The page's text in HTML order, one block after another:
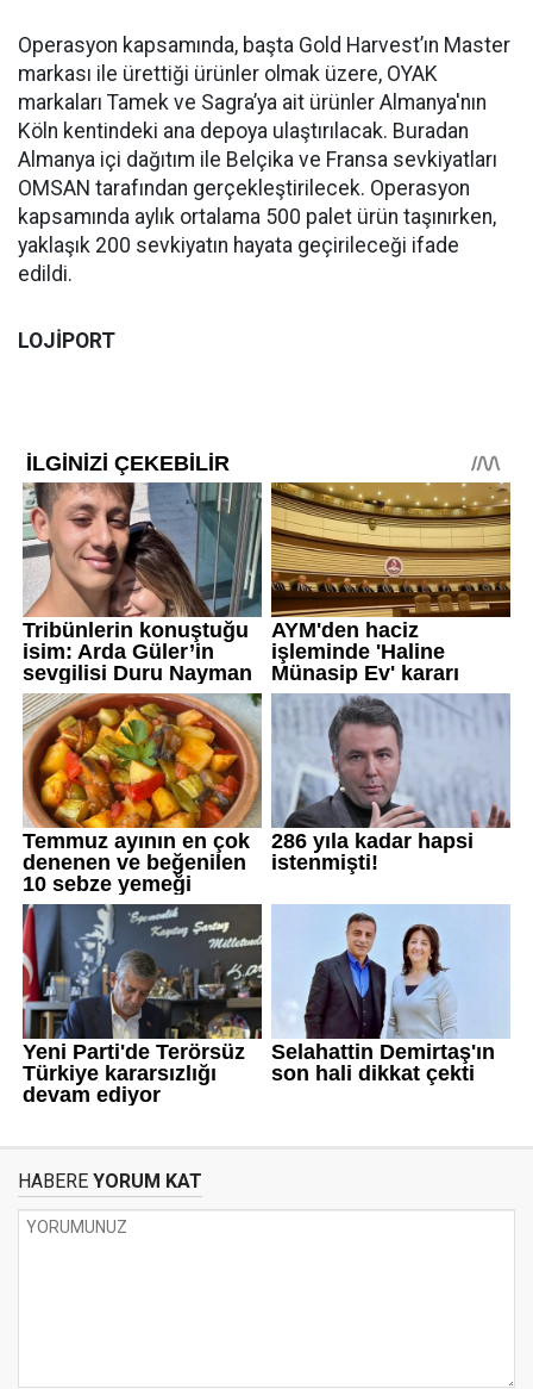
Operasyon kapsamında, başta Gold Harvest’ın Master
markası ile ürettiği ürünler olmak üzere, OYAK
markaları Tamek ve Sagra’ya ait ürünler Almanya'nın
Köln kentindeki ana depoya ulaştırılacak. Buradan
Almanya içi dağıtım ile Belçika ve Fransa sevkiyatları
OMSAN tarafından gerçekleştirilecek. Operasyon
kapsamında aylık ortalama 500 palet ürün taşınırken,
yaklaşık 200 sevkiyatın hayata geçirileceği ifade
edildi.
LOJİPORT
HABERE YORUM KAT